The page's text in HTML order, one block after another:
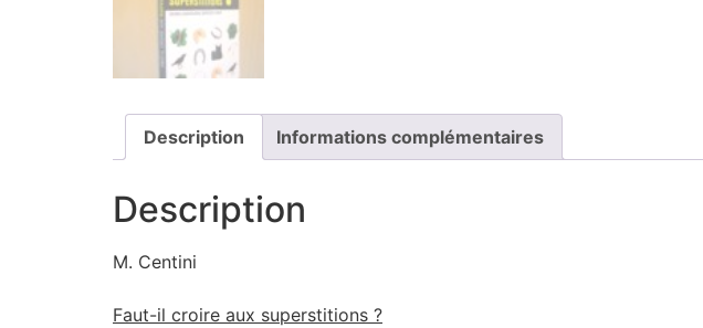
Description Informations complémentaires
Description
M. Centini
Faut-il croire aux superstitions ?